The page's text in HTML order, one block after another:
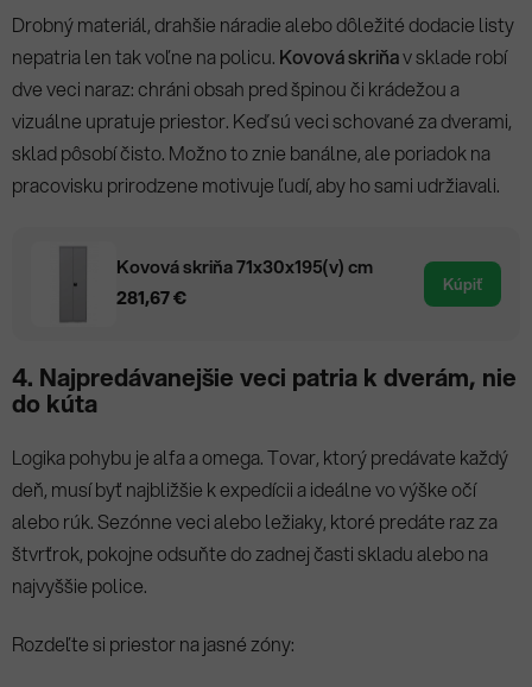
Drobný materiál, drahšie náradie alebo dôležité dodacie listy
nepatria len tak voľne na policu. Kovová skriňav sklade robí
dve veci naraz: chráni obsah pred špinou či krádežou a
vizuálne upratuje priestor. Keď sú veci schované za dverami,
sklad pôsobí čisto. Možno to znie banálne, ale poriadok na
pracovisku prirodzene motivuje ľudí, aby ho sami udržiavali.
Kovová skriňa 71x30x195(v) cm
281,67 €
Kúpiť
4. Najpredávanejšie veci patria k dverám, nie
do kúta
Logika pohybu je alfa a omega. Tovar, ktorý predávate každý
deň, musí byť najbližšie k expedícii a ideálne vo výške očí
alebo rúk. Sezónne veci alebo ležiaky, ktoré predáte raz za
štvrťrok, pokojne odsuňte do zadnej časti skladu alebo na
najvyššie police.
Rozdeľte si priestor na jasné zóny: